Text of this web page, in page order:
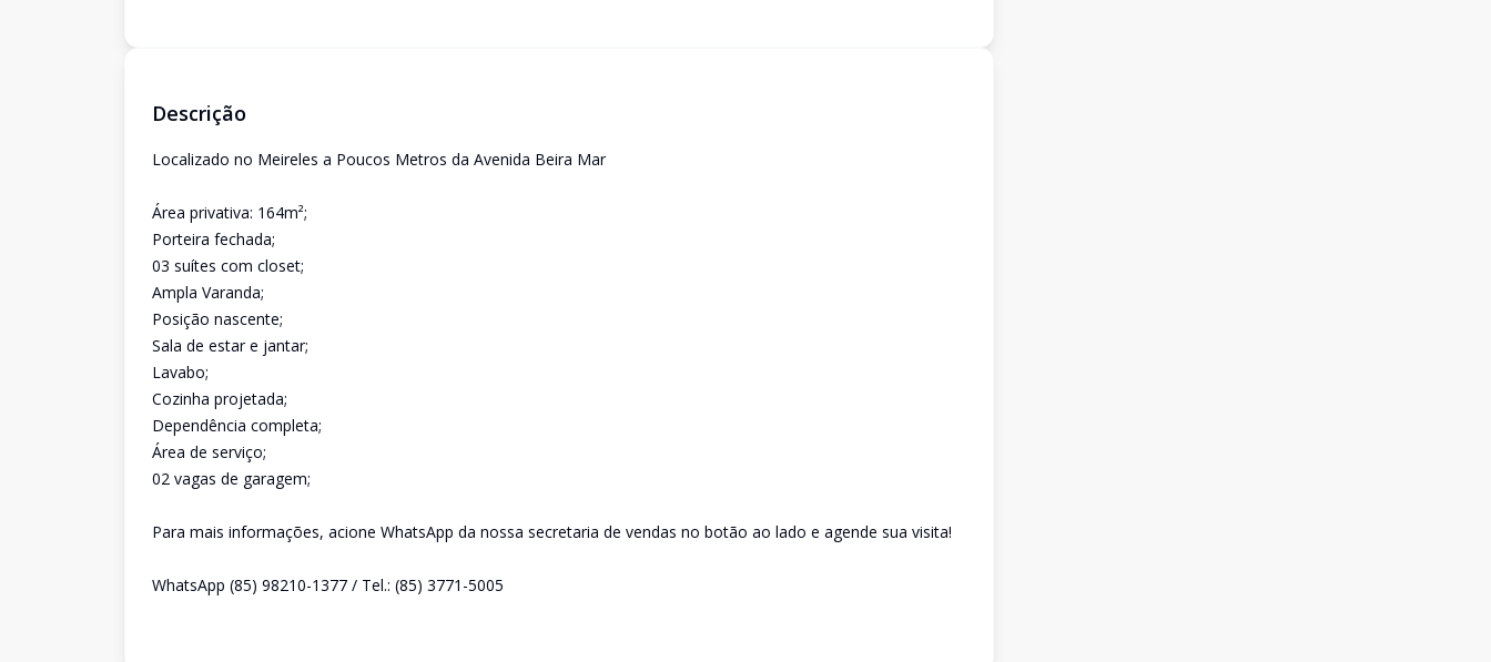
Descrição
Localizado no Meireles a Poucos Metros da Avenida Beira Mar
Área privativa: 164m²;
Porteira fechada;
03 suítes com closet;
Ampla Varanda;
Posição nascente;
Sala de estar e jantar;
Lavabo;
Cozinha projetada;
Dependência completa;
Área de serviço;
02 vagas de garagem;
Para mais informações, acione WhatsApp da nossa secretaria de vendas no botão ao lado e agende sua visita!
WhatsApp (85) 98210-1377 / Tel.: (85) 3771-5005